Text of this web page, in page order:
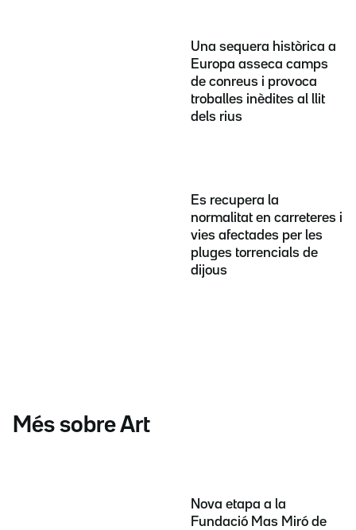
Una sequera històrica a
Europa asseca camps
de conreus i provoca
troballes inèdites al llit
dels rius
Es recupera la
normalitat en carreteres i
vies afectades per les
pluges torrencials de
dijous
Més sobre Art
Nova etapa a la
Fundació Mas Miró de